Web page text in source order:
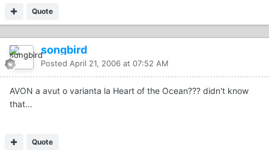
Quote
songbird
Posted April 21, 2006 at 07:52 AM
AVON a avut o varianta la Heart of the Ocean??? didn't know
that...
Quote